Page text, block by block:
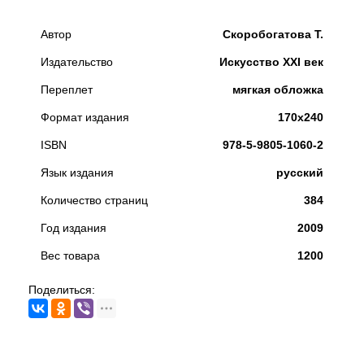
Автор Скоробогатова Т.
Издательство Искусство ХХI век
Переплет мягкая обложка
Формат издания 170x240
ISBN 978-5-9805-1060-2
Язык издания русский
Количество страниц 384
Год издания 2009
Вес товара 1200
Поделиться: